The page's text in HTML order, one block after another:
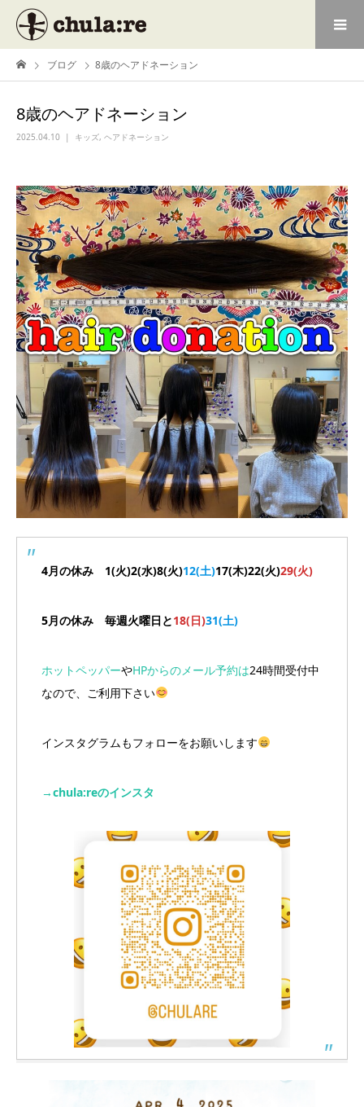
ブログ 8歳のヘアドネーション
8歳のヘアドネーション
2025.04.10 キッズ, ヘアドネーション
4月の休み 1(火)2(水)8(火)12(土)17(木)22(火)29(火)
5月の休み 毎週火曜日と18(日)31(土)
ホットペッパーやHPからのメール予約は24時間受付中
なので、ご利用下さい
インスタグラムもフォローをお願いします
→chula:reのインスタ